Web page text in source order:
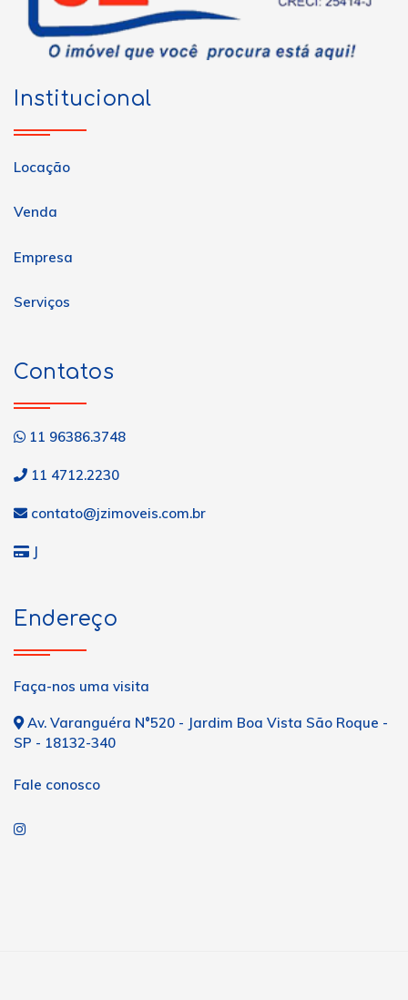
Institucional
Locação
Venda
Empresa
Serviços
Contatos
11 96386.3748
11 4712.2230
contato@jzimoveis.com.br
J
Endereço
Faça-nos uma visita
Av. Varanguéra N°520 - Jardim Boa Vista São Roque -
SP - 18132-340
Fale conosco